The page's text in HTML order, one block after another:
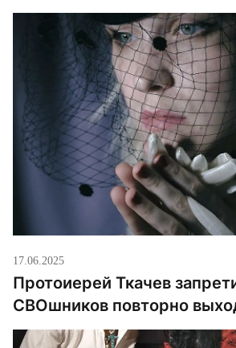
17.06.2025
Протоиерей Ткачев
СВОшников повторно